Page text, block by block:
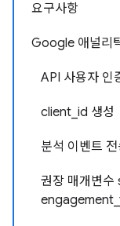
요구사항
Google 애널리
API 사용자 인
client_id 생성
분석 이벤트 전
권장 매개변